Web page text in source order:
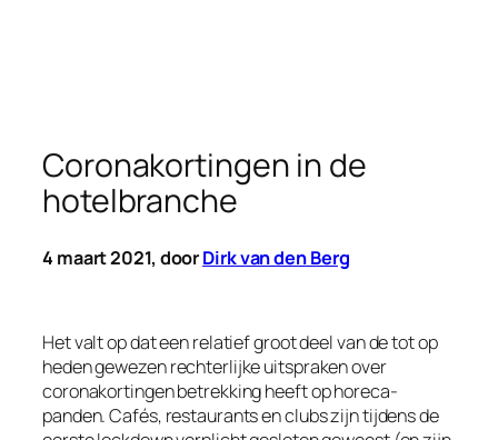
Coronakortingen in de
hotelbranche
4 maart 2021, doorDirk van den Berg
Het valt op dat een relatief groot deel van de tot op
heden gewezen rechterlijke uitspraken over
coronakortingen betrekking heeft op horeca-
panden. Cafés, restaurants en clubs zijn tijdens de